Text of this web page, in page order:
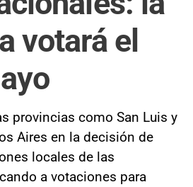
votará el
provincias como San Luis y
Aires en la decisión de
locales de las
a votaciones para